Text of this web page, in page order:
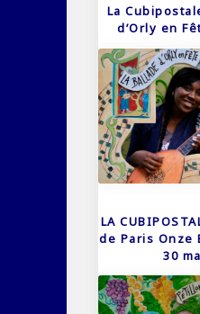
La
d’Orly en
LA
de Paris Onze
30